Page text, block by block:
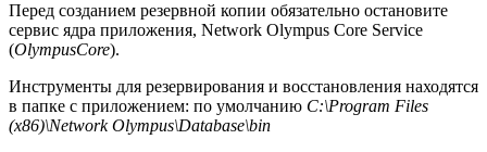
Перед созданием резервной копии обязательно остановите
сервис ядра приложения, Network Olympus Core Service
(OlympusCore).
Инструменты для резервирования и восстановления находятся
в папке с приложением: по умолчанию C:\Program Files
(x86)\Network Olympus\Database\bin